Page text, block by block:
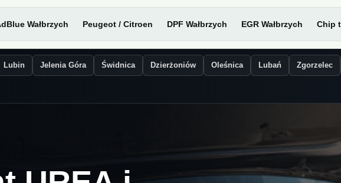
Wałbrzych Peugeot / Citroen DPF Wałbrzych EGR Wałbrzych Chip
Lubin Jelenia Góra Świdnica Dzierżoniów Oleśnica Lubań Zgorzelec